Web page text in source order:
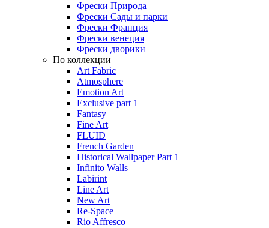
Фрески Природа
Фрески Сады и парки
Фрески Франция
Фрески венеция
Фрески дворики
По коллекции
Art Fabric
Atmosphere
Emotion Art
Exclusive part 1
Fantasy
Fine Art
FLUID
French Garden
Historical Wallpaper Part 1
Infinito Walls
Labirint
Line Art
New Art
Re-Space
Rio Affresco